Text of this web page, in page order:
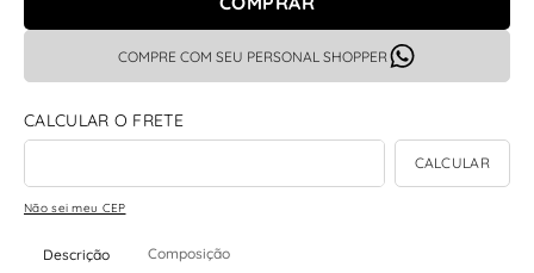
COMPRE COM SEU PERSONAL SHOPPER
Não sei meu CEP
Descrição Composição